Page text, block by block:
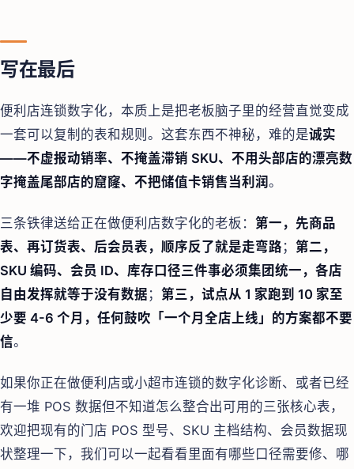
写在最后
便利店连锁数字化，本质上是把老板脑子里的经营直觉变成
一套可以复制的表和规则。这套东西不神秘，难的是诚实
——不虚报动销率、不掩盖滞销 SKU、不用头部店的漂亮数
字掩盖尾部店的窟窿、不把储值卡销售当利润。
三条铁律送给正在做便利店数字化的老板： 第一，先商品
表、再订货表、后会员表，顺序反了就是走弯路 ； 第二，
SKU 编码、会员 ID、库存口径三件事必须集团统一，各店
自由发挥就等于没有数据 ； 第三，试点从 1 家跑到 10 家至
少要 4-6 个月，任何鼓吹「一个月全店上线」的方案都不要
信。
如果你正在做便利店或小超市连锁的数字化诊断、或者已经
有一堆 POS 数据但不知道怎么整合出可用的三张核心表，
欢迎把现有的门店 POS 型号、SKU 主档结构、会员数据现
状整理一下，我们可以一起看看里面有哪些口径需要修、哪